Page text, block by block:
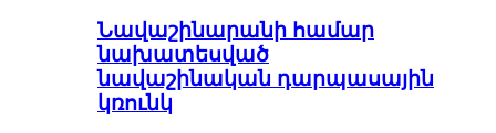
Նավաշինարանի համար
նախատեսված
նավաշինական դարպասային
կռունկ